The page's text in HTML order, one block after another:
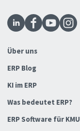
Über uns
ERP Blog
KI im ERP
Was bedeutet ERP?
ERP Software für KMU